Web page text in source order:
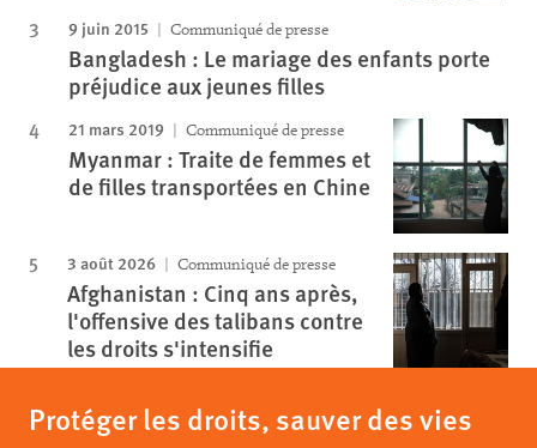
9 juin 2015 Communiqué de presse
Bangladesh : Le mariage des enfants porte
préjudice aux jeunes filles
21 mars 2019 Communiqué de presse
Myanmar : Traite de femmes et
de filles transportées en Chine
3 août 2026 Communiqué de presse
Afghanistan : Cinq ans après,
l'offensive des talibans contre
les droits s'intensifie
Protéger les droits, sauver des vies